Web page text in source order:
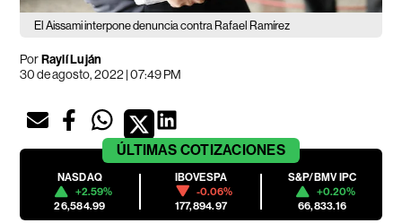
El Aissami interpone denuncia contra Rafael Ramírez
PorRaylí Luján
30 de agosto, 2022 | 07:49 PM
ÚLTIMAS COTIZACIONES
NASDAQ
+2.59%
26,584.99
IBOVESPA
-0.06%
177,894.97
S&P/BMV IPC
+0.20%
66,833.16